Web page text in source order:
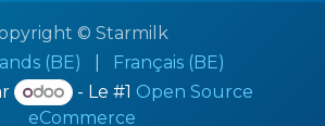
© Starmilk
(BE)
Français (BE)
- Le #1 Open Source
eCommerce